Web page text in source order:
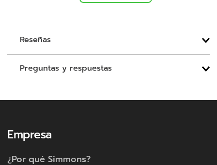
Reseñas
Preguntas y respuestas
Empresa
¿Por qué Simmons?